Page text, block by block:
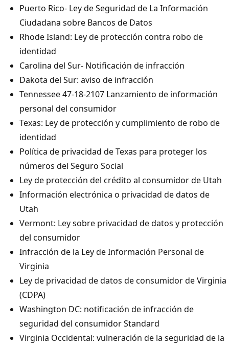
Puerto Rico- Ley de Seguridad de La Información
Ciudadana sobre Bancos de Datos
Rhode Island: Ley de protección contra robo de
identidad
Carolina del Sur- Notificación de infracción
Dakota del Sur: aviso de infracción
Tennessee 47-18-2107 Lanzamiento de información
personal del consumidor
Texas: Ley de protección y cumplimiento de robo de
identidad
Política de privacidad de Texas para proteger los
números del Seguro Social
Ley de protección del crédito al consumidor de Utah
Información electrónica o privacidad de datos de
Utah
Vermont: Ley sobre privacidad de datos y protección
del consumidor
Infracción de la Ley de Información Personal de
Virginia
Ley de privacidad de datos de consumidor de Virginia
(CDPA)
Washington DC: notificación de infracción de
seguridad del consumidor Standard
Virginia Occidental: vulneración de la seguridad de la